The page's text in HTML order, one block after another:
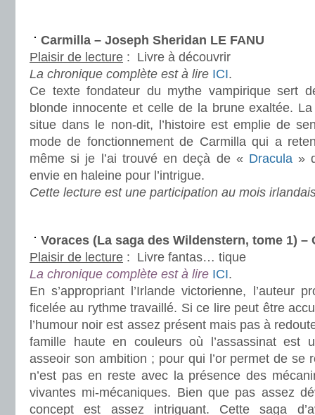
Carmilla – Joseph Sheridan LE FANU
Plaisir de lecture : Livre à découvrir
La chronique complète est à lire ICI.
Ce texte fondateur du mythe vampirique sert
blonde innocente et celle de la brune exaltée.
situe dans le non-dit, l’histoire est emplie de
mode de fonctionnement de Carmilla qui a
même si je l’ai trouvé en deçà de « Dracula»
envie en haleine pour l’intrigue.
Cette lecture est une participation au mois
Voraces (La saga des Wildenstern, tome 1) –
Plaisir de lecture : Livre fantas… tique
La chronique complète est à lire ICI.
En s’appropriant l’Irlande victorienne, l’auteur
ficelée au rythme travaillé. Si ce lire peut être
l’humour noir est assez présent mais pas à
famille haute en couleurs où l’assassinat est
asseoir son ambition ; pour qui l’or permet de se
n’est pas en reste avec la présence des
vivantes mi-mécaniques. Bien que pas assez
concept est assez intriguant. Cette saga